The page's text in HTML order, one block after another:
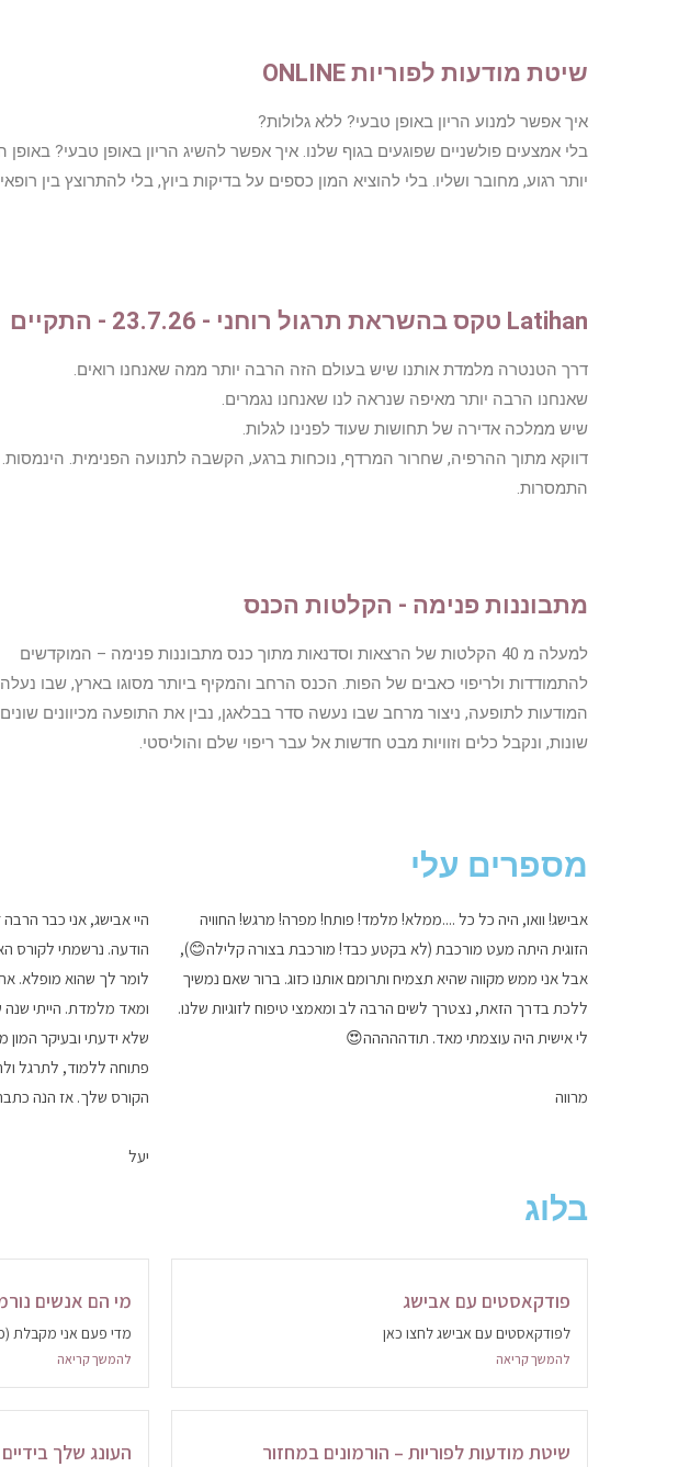
שיטת מודעות לפוריות ONLINE
איך אפשר למנוע הריון באופן טבעי? ללא גלולות?
בלי אמצעים פולשניים שפוגעים בגוף שלנו. איך אפשר להשיג הריון באופן טבעי? באופן
יותר רגוע, מחובר ושליו. בלי להוציא המון כספים על בדיקות ביוץ, בלי להתרוצץ בין
Latihan טקס בהשראת תרגול רוחני - 23.7.26 - התקיים
דרך הטנטרה מלמדת אותנו שיש בעולם הזה הרבה יותר ממה שאנחנו רואים.
שאנחנו הרבה יותר מאיפה שנראה לנו שאנחנו נגמרים.
שיש ממלכה אדירה של תחושות שעוד לפנינו לגלות.
דווקא מתוך ההרפיה, שחרור המרדף, נוכחות ברגע, הקשבה לתנועה הפנימית. הינמסות.
התמסרות.
מתבוננות פנימה - הקלטות הכנס
למעלה מ 40 הקלטות של הרצאות וסדנאות מתוך כנס מתבוננות פנימה – המוקדשים
להתמודדות ולריפוי כאבים של הפות. הכנס הרחב והמקיף ביותר מסוגו בארץ, שבו
המודעות לתופעה, ניצור מרחב שבו נעשה סדר בבלאגן, נבין את התופעה מכיוונים שונים
שונות, ונקבל כלים וזוויות מבט חדשות אל עבר ריפוי שלם והוליסטי.
מספרים עלי
אבישג! וואו, היה כל כל ....ממלא! מלמד! פותח! מפרה! מרגש! החוויה
הזוגית היתה מעט מורכבת (לא בקטע כבד! מורכבת בצורה קלילה😊),
אבל אני ממש מקווה שהיא תצמיח ותרומם אותנו כזוג. ברור שאם נמשיך
ללכת בדרך הזאת, נצטרך לשים הרבה לב ומאמצי טיפוח לזוגיות שלנו.
לי אישית היה עוצמתי מאד. תודההההה😍
מרווה
היי אבישג, אני כבר
הודעה. נרשמתי לקורס
לומר לך שהוא מופלא.
ומאד מלמדת. הייתי שנה
שלא ידעתי ובעיקר המון
פתוחה ללמוד, לתרגל
הקורס שלך. אז הנה
יעל
בלוג
פודקאסטים עם אבישג
לפודקאסטים עם אבישג לחצו כאן
להמשך קריאה
מי הם אנשים
מדי פעם אני מקבלת
להמשך קריאה
שיטת מודעות לפוריות – הורמונים במחזור
העונג שלך